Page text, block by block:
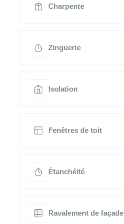
Charpente
Zinguerie
Isolation
Fenêtres de toit
Étanchéité
Ravalement de façade